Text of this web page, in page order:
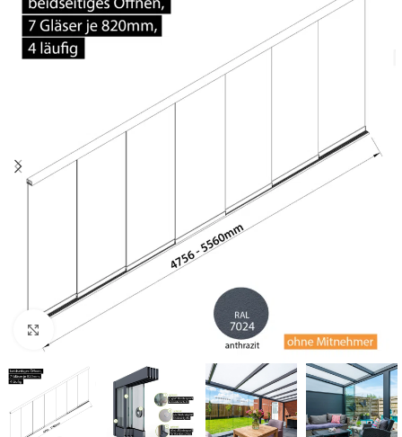
Zum Vergrößern klicken